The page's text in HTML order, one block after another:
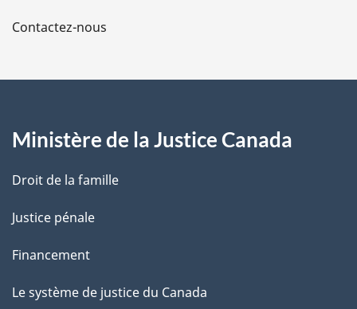
a
e
Contactez-nous
Ministère de la Justice Canada
Droit de la famille
Justice pénale
Financement
Le système de justice du Canada